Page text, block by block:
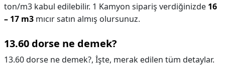
ton/m3 kabul edilebilir. 1 Kamyon sipariş verdiğinizde 16
– 17 m3 mıcır satın almış olursunuz.
13.60 dorse ne demek?
13.60 dorse ne demek?, İşte, merak edilen tüm detaylar.